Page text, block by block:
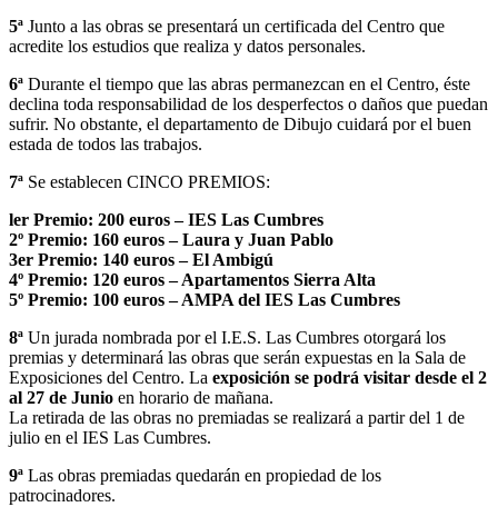
5ª Junto a las obras se presentará un certificada del Centro que
acredite los estudios que realiza y datos personales.
6ª Durante el tiempo que las abras permanezcan en el Centro, éste
declina toda responsabilidad de los desperfectos o daños que puedan
sufrir. No obstante, el departamento de Dibujo cuidará por el buen
estada de todos las trabajos.
7ª Se establecen CINCO PREMIOS:
ler Premio: 200 euros – IES Las Cumbres
2º Premio: 160 euros – Laura y Juan Pablo
3er Premio: 140 euros – El Ambigú
4º Premio: 120 euros – Apartamentos Sierra Alta
5º Premio: 100 euros – AMPA del IES Las Cumbres
8ª Un jurada nombrada por el I.E.S. Las Cumbres otorgará los
premias y determinará las obras que serán expuestas en la Sala de
Exposiciones del Centro. La exposición se podrá visitar desde el 2
al 27 de Junio en horario de mañana.
La retirada de las obras no premiadas se realizará a partir del 1 de
julio en el IES Las Cumbres.
9ª Las obras premiadas quedarán en propiedad de los
patrocinadores.